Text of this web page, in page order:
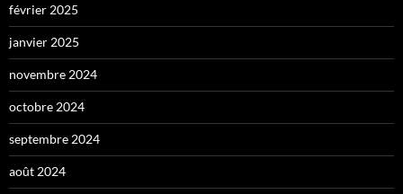
février 2025
janvier 2025
novembre 2024
octobre 2024
septembre 2024
août 2024